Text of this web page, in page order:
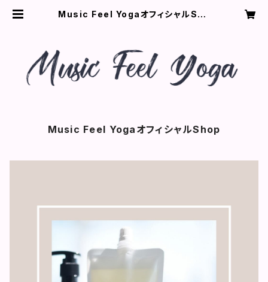
Music Feel YogaオフィシャルSho
Music Feel YogaオフィシャルShop